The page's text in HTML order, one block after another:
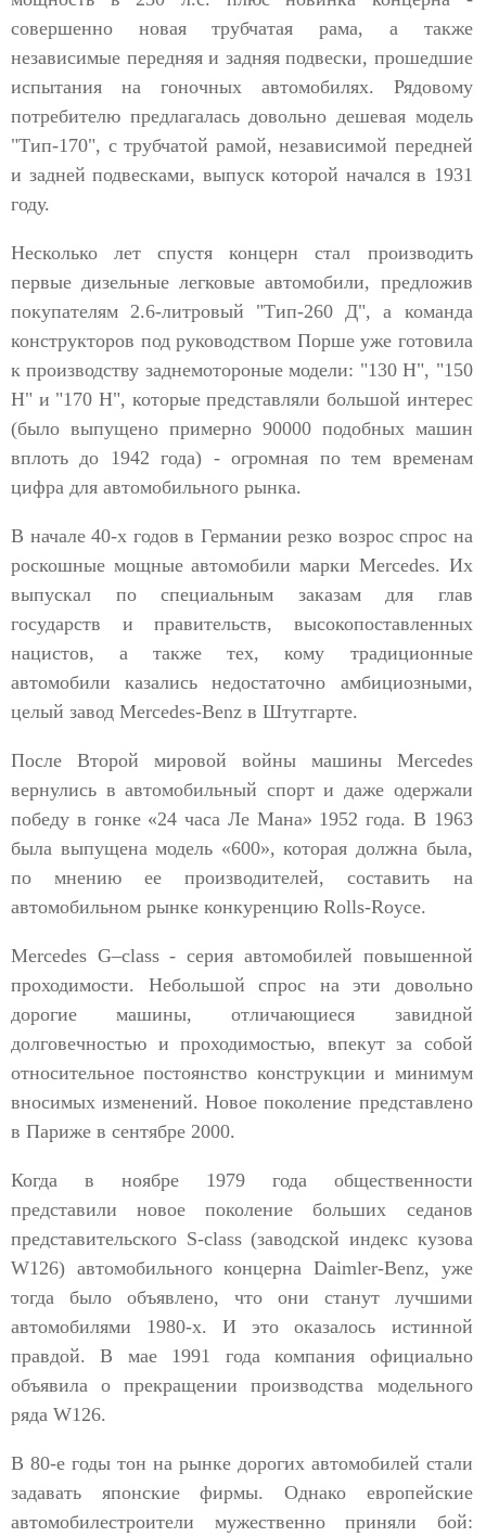
совершенно новая трубчатая рама, а также
независимые передняя и задняя подвески, прошедшие
испытания на гоночных автомобилях. Рядовому
потребителю предлагалась довольно дешевая модель
"Тип-170", с трубчатой рамой, независимой передней
и задней подвесками, выпуск которой начался в 1931
году.
Несколько лет спустя концерн стал производить
первые дизельные легковые автомобили, предложив
покупателям 2.6-литровый "Тип-260 Д", а команда
конструкторов под руководством Порше уже готовила
к производству заднемотороные модели: "130 Н", "150
Н" и "170 Н", которые представляли большой интерес
(было выпущено примерно 90000 подобных машин
вплоть до 1942 года) - огромная по тем временам
цифра для автомобильного рынка.
В начале 40-х годов в Германии резко возрос спрос на
роскошные мощные автомобили марки Mercedes. Их
выпускал по специальным заказам для глав
государств и правительств, высокопоставленных
нацистов, а также тех, кому традиционные
автомобили казались недостаточно амбициозными,
целый завод Mercedes-Benz в Штутгарте.
После Второй мировой войны машины Mercedes
вернулись в автомобильный спорт и даже одержали
победу в гонке «24 часа Ле Мана» 1952 года. В 1963
была выпущена модель «600», которая должна была,
по мнению ее производителей, составить на
автомобильном рынке конкуренцию Rolls-Royce.
Mercedes G–class - серия автомобилей повышенной
проходимости. Небольшой спрос на эти довольно
дорогие машины, отличающиеся завидной
долговечностью и проходимостью, впекут за собой
относительное постоянство конструкции и минимум
вносимых изменений. Новое поколение представлено
в Париже в сентябре 2000.
Когда в ноябре 1979 года общественности
представили новое поколение больших седанов
представительского S-сlass (заводской индекс кузова
W126) автомобильного концерна Daimler-Benz, уже
тогда было объявлено, что они станут лучшими
автомобилями 1980-х. И это оказалось истинной
правдой. В мае 1991 года компания официально
объявила о прекращении производства модельного
ряда W126.
В 80-е годы тон на рынке дорогих автомобилей стали
задавать японские фирмы. Однако европейские
автомобилестроители мужественно приняли бой: